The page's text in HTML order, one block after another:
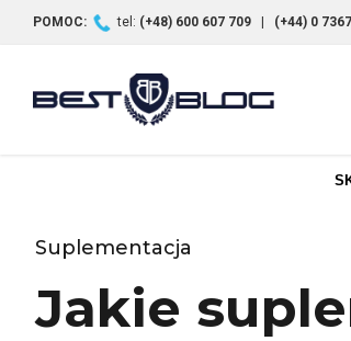
POMOC: tel: (+48) 600 607 709 (+44) 0
Suplementacja
Jakie